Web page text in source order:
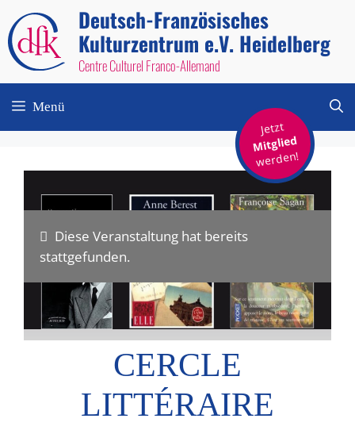
Zum
Inhalt
springen
Deutsch-Französisches
Kulturzentrum e.V. Heidelberg
Centre Culturel Franco-Allemand
Jetzt
Mitglied
werden!
Menü
Diese Veranstaltung hat bereits
stattgefunden.
CERCLE
LITTÉRAIRE